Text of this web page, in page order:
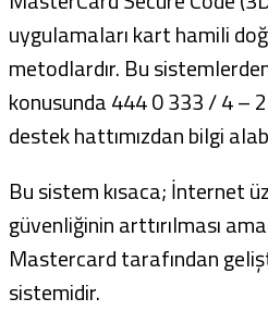
uygulamaları kart hamili
metodlardır. Bu
konusunda 444 0 333 / 4 –
destek hattımızdan bilgi
Bu sistem kısaca; İnternet
güvenliğinin arttırılması
Mastercard tarafından
sistemidir.